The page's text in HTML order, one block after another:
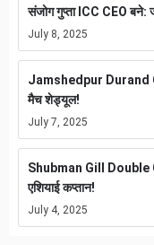
संजोग गुप्ता ICC CEO बने:
July 8, 2025
Jamshedpur Durand
मैच शेड्यूल!
July 7, 2025
Shubman Gill Double
एशियाई कप्तान!
July 4, 2025